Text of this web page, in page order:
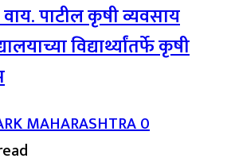
पाटील कृषी व्यवसाय
विद्यार्थ्यांतर्फे कृषी
MAHARASHTRA0